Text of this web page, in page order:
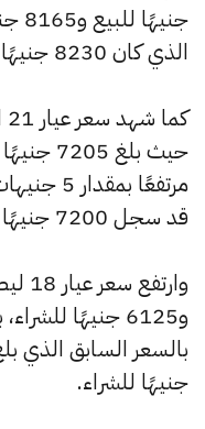
الذي كان 8230 جنيهًا للبيع و8160 جنيهًا للشراء.
مرتفعًا
قد سجل 7200 جنيهًا للبيع و 7140 جنيهًا للشراء.
جنيهًا للشراء.